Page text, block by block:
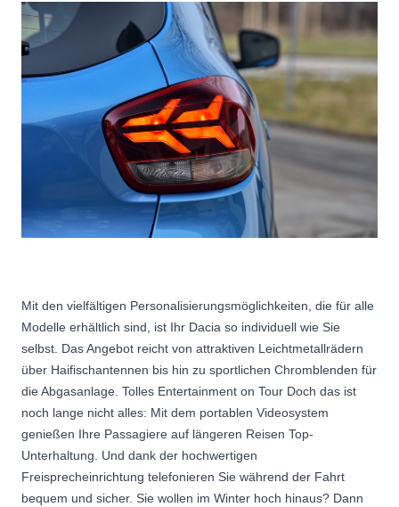
Mit den vielfältigen Personalisierungsmöglichkeiten, die für alle
Modelle erhältlich sind, ist Ihr Dacia so individuell wie Sie
selbst. Das Angebot reicht von attraktiven Leichtmetallrädern
über Haifischantennen bis hin zu sportlichen Chromblenden für
die Abgasanlage. Tolles Entertainment on Tour Doch das ist
noch lange nicht alles: Mit dem portablen Videosystem
genießen Ihre Passagiere auf längeren Reisen Top-
Unterhaltung. Und dank der hochwertigen
Freisprecheinrichtung telefonieren Sie während der Fahrt
bequem und sicher. Sie wollen im Winter hoch hinaus? Dann